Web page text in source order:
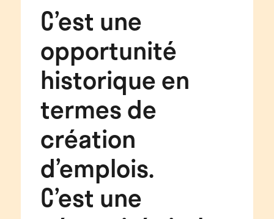
C’est une
opportunité
historique en
termes de
création
d’emplois.
C’est une